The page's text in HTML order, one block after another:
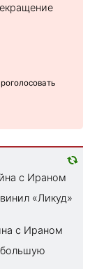
с Ираном
«Ликуд»
с Ираном